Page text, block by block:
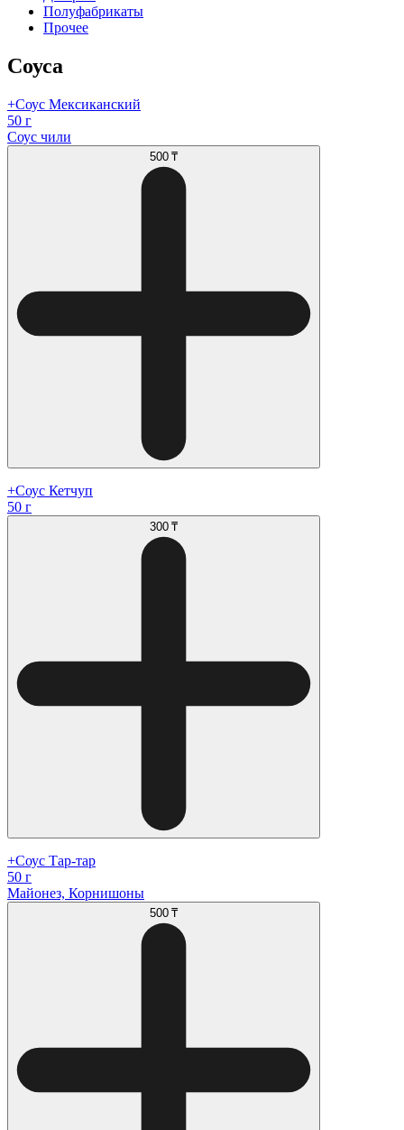
Полуфабрикаты
Прочее
Соуса
+Соус Мексиканский
50 г
Соус чили
500 ₸
+Соус Кетчуп
50 г
300 ₸
+Соус Тар-тар
50 г
Майонез, Корнишоны
500 ₸